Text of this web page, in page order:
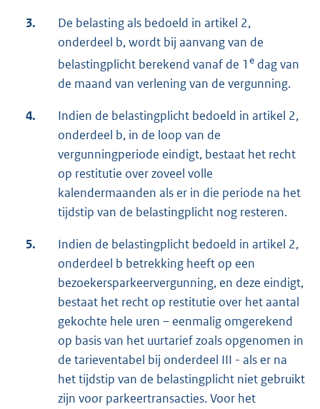
3.
De belasting als bedoeld in artikel 2,
onderdeel b, wordt bij aanvang van de
belastingplicht berekend vanaf de 1 e dag van
de maand van verlening van de vergunning.
4.
Indien de belastingplicht bedoeld in artikel 2,
onderdeel b, in de loop van de
vergunningperiode eindigt, bestaat het recht
op restitutie over zoveel volle
kalendermaanden als er in die periode na het
tijdstip van de belastingplicht nog resteren.
5.
Indien de belastingplicht bedoeld in artikel 2,
onderdeel b betrekking heeft op een
bezoekersparkeervergunning, en deze eindigt,
bestaat het recht op restitutie over het aantal
gekochte hele uren – eenmalig omgerekend
op basis van het uurtarief zoals opgenomen in
de tarieventabel bij onderdeel III - als er na
het tijdstip van de belastingplicht niet gebruikt
zijn voor parkeertransacties. Voor het